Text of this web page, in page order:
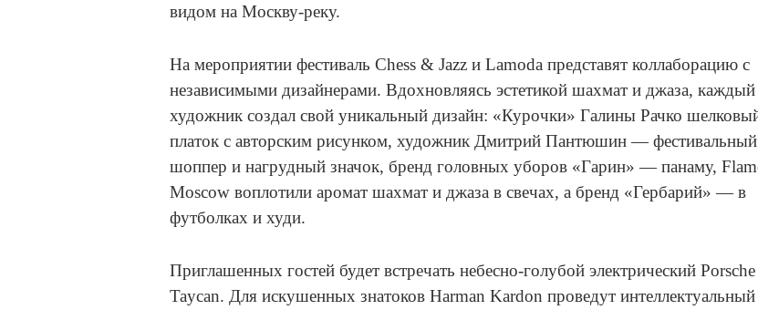
видом на Москву-реку.
На мероприятии фестиваль Chess & Jazz и Lamoda представят коллаборацию с
независимыми дизайнерами. Вдохновляясь эстетикой шахмат и джаза, каждый
художник создал свой уникальный дизайн: «Курочки» Галины Рачко
платок с авторским рисунком, художник Дмитрий Пантюшин — фестивальный
шоппер и нагрудный значок, бренд головных уборов «Гарин» — панаму,
Moscow воплотили аромат шахмат и джаза в свечах, а бренд «Гербарий» — в
футболках и худи.
Приглашенных гостей будет встречать небесно-голубой электрический Porsche
Taycan. Для искушенных знатоков Harman Kardon проведут интеллектуальный